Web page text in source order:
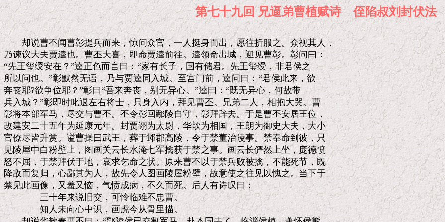
第七十九回 兄逼弟曹植赋诗 侄陷叔刘
却说曹丕闻曹彰提兵而来，惊问众官，一人挺身而出，愿往折服之。众视其人，
乃谏议大夫贾逵也。曹丕大喜，即命贾逵前往。逵领命出城，迎见曹彰。彰问曰：
“先王玺绶安在？”逵正色而言曰：“家有长子，国有储君。先王玺绶，非君侯之
所以问也。”彰默然无语，乃与贾逵同入城。至宫门前，逵问曰：“君侯此来，欲
奔丧耶?欲争位耶？”彰曰“吾来奔丧，别无异心。”逵曰：“既无异心，何故带
兵入城？”彰即时叱退左右将士，只身入内，拜见曹丕。兄弟二人，相抱大哭。曹
彰将本部军马，尽交与曹丕。丕令彰回鄢陵自守，彰拜辞去。于是曹丕安居王位，
改建安二十五年为延康元年。封贾诩为太尉，华歆为相国，王朗为御史大夫，大小
官僚尽皆升赏。谥曹操曰武王，葬于邺郡高陵，令于禁董治陵事。禁奉命到彼，只
见陵屋中白粉壁上，图画关云长水淹七军擒获于禁之事。画云长俨然上坐，庞德愤
怒不屈，于禁拜伏于地，哀求乞命之状。原来曹丕以于禁兵败被擒，不能死节，既
降敌而复归，心鄙其为人，故先令人图画陵屋粉壁，故意使之往见以愧之。当下于
禁见此画像，又羞又恼，气愤成病，不久而死。后人有诗叹曰：
三十年来说旧交，可怜临难不忠曹。
知人未向心中识，画虎今从骨里描。